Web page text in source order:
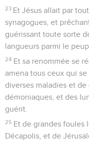
23 Et Jésus allait par
synagogues, et
guérissant toute sorte
langueurs parmi le
24 Et sa renommée se
amena tous ceux qui
diverses maladies et
démoniaques, et des
guérit.
25 Et de grandes foules
Décapolis, et de